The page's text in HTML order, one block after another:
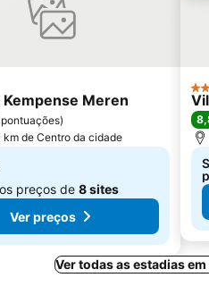
Meren
pontuações)
km de Centro da cidade
preços de 8 sites
Ver preços
3
Ver todas as estadias